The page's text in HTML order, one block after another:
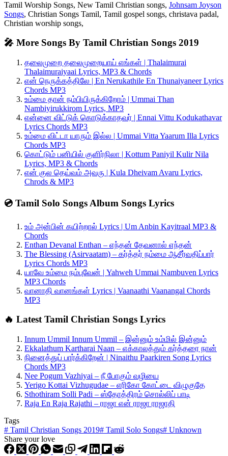
Tamil Worship Songs, New Tamil Christian songs, Johnsam Joyson
Songs, Christian Songs Tamil, Tamil gospel songs, christava padal,
Christian worship songs,
🎤 More Songs By Tamil Christian Songs 2019
தலைமுறை தலைமுறையாய் எங்கள் | Thalaimurai
Thalaimuraiyaai Lyrics, MP3 & Chords
என் நெருக்கத்திலே | En Nerukathile En Thunaiyaneer Lyrics
Chords MP3
உம்மை தான் நம்பியிருக்கிறோம் | Ummai Than
Nambiyirukkirom Lyrics, MP3
என்னை விட்டுக் கொடுக்காதவர் | Ennai Vittu Kodukathavar
Lyrics Chords MP3
உம்மை விட்டா யாரும் இல்ல | Ummai Vitta Yaarum Illa Lyrics
Chords MP3
கொட்டும் பனியில் குளிர்நிலா | Kottum Paniyil Kulir Nila
Lyrics, MP3 & Chords
என் குல தெய்வம் அவரு | Kula Dheivam Avaru Lyrics,
Chrods & MP3
💿 Tamil Solo Songs Album Songs Lyrics
உம் அன்பின் கயிற்றால் Lyrics | Um Anbin Kayitraal MP3 &
Chords
Enthan Devanal Enthan – எந்தன் தேவனால் எந்தன்
The Blessing (Asirvaatam) – கர்த்தர் நம்மை ஆசீர்வதிப்பார்
Lyrics Chords MP3
யாவே உம்மை நம்புவேன் | Yahweh Ummai Nambuven Lyrics
MP3 Chords
வானாதி வானங்கள் Lyrics | Vaanaathi Vaanangal Chords
MP3
🔥 Latest Tamil Christian Songs Lyrics
Innum Ummil Innum Ummil – இன்னும் உம்மில் இன்னும்
Ekkalathum Kartharai Naan – எக்காலத்தும் கர்த்தரை நான்
நினைத்துப் பார்க்கிறேன் | Ninaithu Paarkiren Song Lyrics
Chords MP3
Nee Pogum Vazhiyai – நீ போகும் வழியை
Yerigo Kottai Vizhugudae – எரிகோ கோட்டை விழுகுதே
Sthothiram Solli Padi – ஸ்தோத்திரம் சொல்லிப் பாடி
Raja En Raja Rajathi – ராஜா என் ராஜா ராஜாதி
Tags
# Tamil Christian Songs 2019# Tamil Solo Songs# Unknown
Share your love